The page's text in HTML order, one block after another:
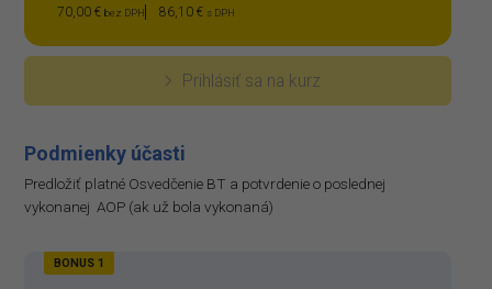
70,00 €bez DPH 86,10 € s DPH
Prihlásiť sa na kurz
Podmienky účasti
Predložiť platné Osvedčenie BT a potvrdenie o poslednej
vykonanej AOP (ak už bola vykonaná)
BONUS 1